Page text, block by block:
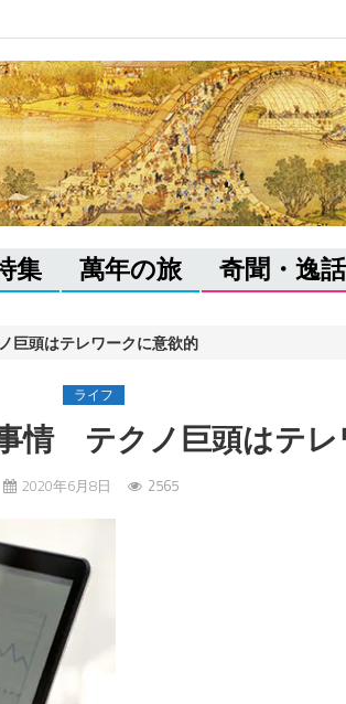
集 萬年の旅 奇聞・逸話
巨頭はテレワークに意欲的
ライフ
情 テクノ巨頭はテレ
2020年6月8日 2565